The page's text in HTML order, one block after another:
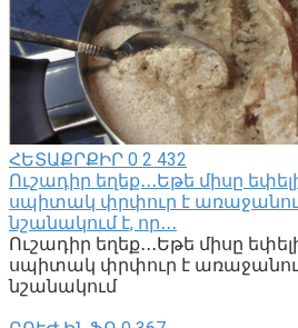
ՀԵՏԱՔՐՔԻՐ 0 2 432
Ուշադիր եղեք․․․Եթե միսը
սպիտակ փրփուր է
նշանակում է, որ․․․
Ուշադիր եղեք․․․Եթե միսը
սպիտակ փրփուր է
նշանակում